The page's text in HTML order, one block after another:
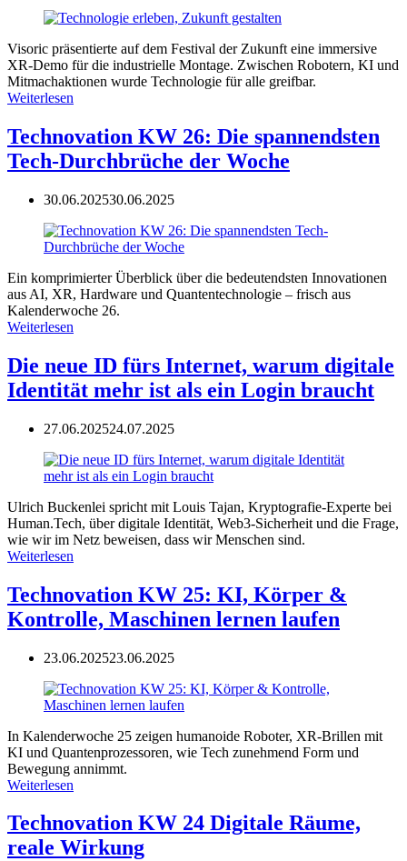
Visoric präsentierte auf dem Festival der Zukunft eine immersive
XR-Demo für die industrielle Montage. Zwischen Robotern, KI und
Mitmachaktionen wurde Technologie für alle greifbar.
Weiterlesen
Technovation KW 26: Die spannendsten
Tech-Durchbrüche der Woche
30.06.202530.06.2025
Ein komprimierter Überblick über die bedeutendsten Innovationen
aus AI, XR, Hardware und Quantentechnologie – frisch aus
Kalenderwoche 26.
Weiterlesen
Die neue ID fürs Internet, warum digitale
Identität mehr ist als ein Login braucht
27.06.202524.07.2025
Ulrich Buckenlei spricht mit Louis Tajan, Kryptografie-Experte bei
Human.Tech, über digitale Identität, Web3-Sicherheit und die Frage,
wie wir im Netz beweisen, dass wir Menschen sind.
Weiterlesen
Technovation KW 25: KI, Körper &
Kontrolle, Maschinen lernen laufen
23.06.202523.06.2025
In Kalenderwoche 25 zeigen humanoide Roboter, XR-Brillen mit
KI und Quantenprozessoren, wie Tech zunehmend Form und
Bewegung annimmt.
Weiterlesen
Technovation KW 24 Digitale Räume,
reale Wirkung